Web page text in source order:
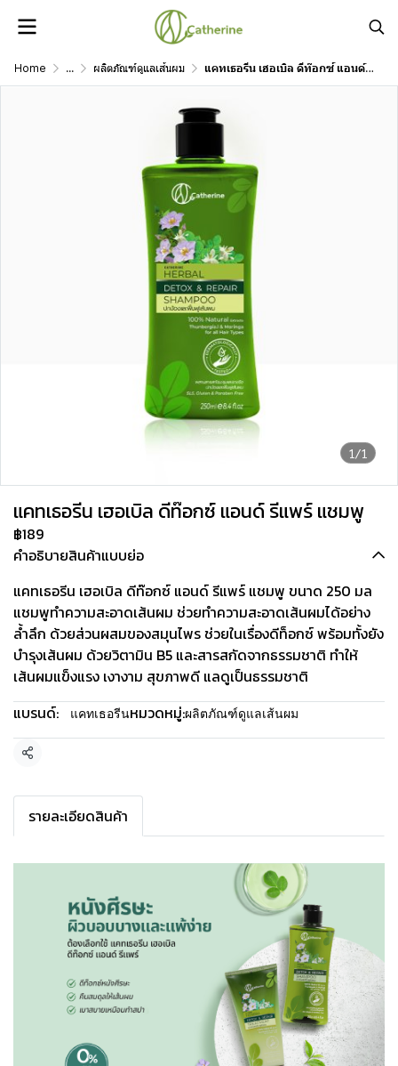
Home ... ผลิตภัณฑ์ดูแลเส้นผม แคทเธอรีน เฮอเบิล ดีท๊อกซ์ แอนด์ รีแพร์ แชมพู
1/1
แคทเธอรีน เฮอเบิล ดีท๊อกซ์ แอนด์ รีแพร์ แชมพู
฿189
คำอธิบายสินค้าแบบย่อ
แคทเธอรีน เฮอเบิล ดีท๊อกซ์ แอนด์ รีแพร์ แชมพู ขนาด 250 มล
แชมพูทำความสะอาดเส้นผม ช่วยทำความสะอาดเส้นผมได้อย่าง
ล้ำลึก ด้วยส่วนผสมของสมุนไพร ช่วยในเรื่องดีท็อกซ์ พร้อมทั้งยัง
บำรุงเส้นผม ด้วยวิตามิน B5 และสารสกัดจากธรรมชาติ ทำให้
เส้นผมแข็งแรง เงางาม สุขภาพดี แลดูเป็นธรรมชาติ
แบรนด์:
แคทเธอรีนหมวดหมู่:ผลิตภัณฑ์ดูแลเส้นผม
แชร์
รายละเอียดสินค้า